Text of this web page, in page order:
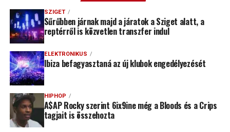
SZIGET
Sűrűbben járnak majd a járatok a Sziget alatt, a
reptérről is közvetlen transzfer indul
ELEKTRONIKUS
Ibiza befagyasztaná az új klubok engedélyezését
HIPHOP
A$AP Rocky szerint 6ix9ine még a Bloods és a Crips
tagjait is összehozta